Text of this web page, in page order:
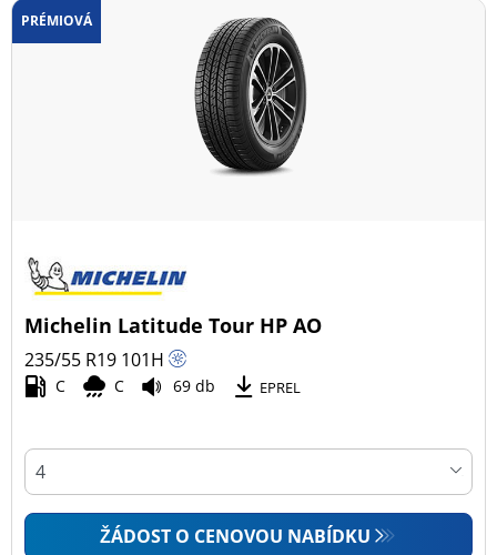
Typ pneumatiky
Všechny typy (191)
Typ vozidla
Všechny typy (191)
Osobní vůz (111)
4x4 (80)
Zemědělská technika (0)
PRÉMIOVÁ
Michelin Latitude Tour HP AO
235/55 R19 101H
C C 69 db EPREL
ŽÁDOST O CENOVOU NABÍDKU